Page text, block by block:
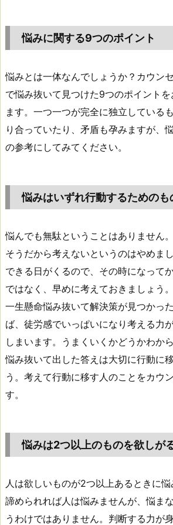
悩みに関する9つのポイント
悩みとは一体なんでしょうか？カウン
で悩み抜いて見つけた9つのポイント
ます。一つ一つが完全に独立している
り合っていたり、矛盾も孕みますが、
の参考にしてみてください。
悩みはいずれ行動するためのも
悩んでも無駄ということはありません
そうだから考えないというのはやめま
できる日がくるので、その時になって
ではなく、早めに考えておきましょう
一生懸命悩み抜いて解決策が見つかっ
ば、徒労感でいっぱいになり考える力
しまいます。うまくいくかどうかわか
悩み抜いて出した答えは大切に行動に
う。考えて行動に移す人のことをカウ
す。
悩みは2つ以上のものを欲しが
人は欲しいものが2つ以上あるときに
諦められれば人は悩みませんが、悩ま
うわけではありません。判断する力が